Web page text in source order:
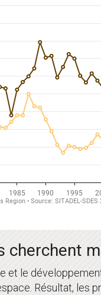
cherchent
et le
Résultat, les